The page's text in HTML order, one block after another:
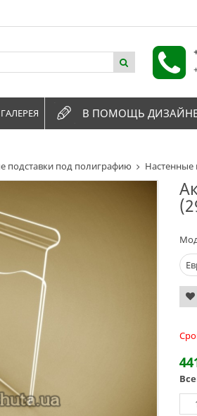
подставки под полиграфию
ГАЛЕРЕЯ В ПОМОЩЬ